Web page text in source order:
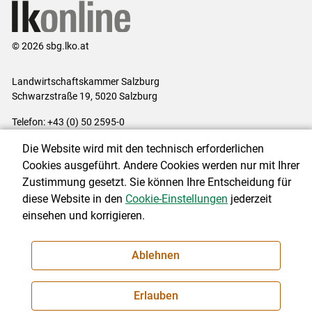
© 2026 sbg.lko.at
Landwirtschaftskammer Salzburg
Schwarzstraße 19, 5020 Salzburg
Telefon: +43 (0) 50 2595-0
Impressum|Kontakt|Datenschutzerklärung|Barrierefreiheit|
Cookie-Einstellungen
NEWSLETTER
Die Website wird mit den technisch erforderlichen
Cookies ausgeführt. Andere Cookies werden nur mit Ihrer
Zustimmung gesetzt. Sie können Ihre Entscheidung für
diese Website in den Cookie-Einstellungen jederzeit
einsehen und korrigieren.
Ablehnen
Erlauben